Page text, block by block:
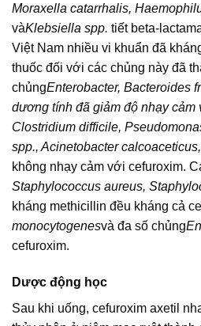
Moraxella catarrhalis,
vàKlebsiella spp. tiết beta-
Việt Nam nhiều vi khuẩn đã
thuốc đối với các chủng này đã
chủngEnterobacter, Bacteroides
dương tính đã giảm độ nhạy cảm
Clostridium difficile,
spp., Acinetobacter
không nhạy cảm với cefuroxim.
Staphylococcus aureus,
kháng methicillin đều kháng cả
monocytogenesvà đa số chủng
cefuroxim.
Dược động học
Sau khi uống, cefuroxim axetil